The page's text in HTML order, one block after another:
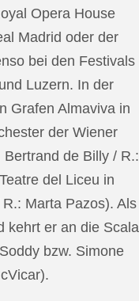
Opera House
Madrid oder der
bei den Festivals
Luzern. In der
Grafen Almaviva in
der Wiener
de Billy / R.:
del Liceu in
Marta Pazos). Als
kehrt er an die Scala
bzw. Simone